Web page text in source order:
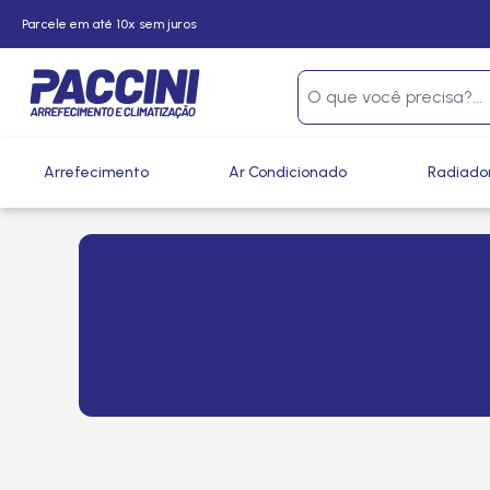
Parcele em até 10x sem juros
Arrefecimento Ar Condicionado